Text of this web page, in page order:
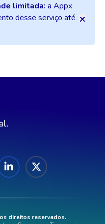
limitada: a Appx
desse serviço até
direitos reservados.